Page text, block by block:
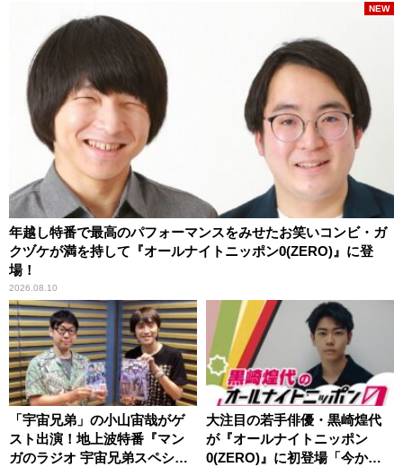
年越し特番で最高のパフォーマンスをみせたお笑いコンビ・ガ
クヅケが満を持して『オールナイトニッポン0(ZERO)』に登
場！
2026.08.10
NEW
「宇宙兄弟」の小山宙哉がゲ
スト出演！地上波特番『マン
ガのラジオ 宇宙兄弟スペシャ
大注目の若手俳優・黒崎煌代
が『オールナイトニッポン
0(ZERO)』に初登場「今から